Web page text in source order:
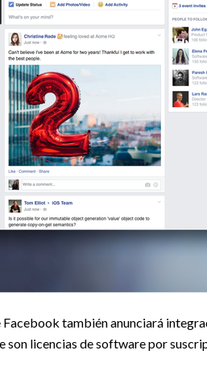
también anunciará
son licencias de software por